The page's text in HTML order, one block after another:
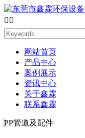
 
网站首页
产品中心
案例展示
资讯中心
关于鑫霖
联系鑫霖
PP管道及配件